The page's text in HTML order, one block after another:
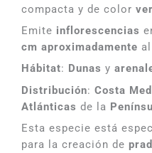
compacta y de color
Emite inflorescencias
cm aproximadamente
Hábitat: Dunas y
Distribución: Costa
Atlánticas de la
Esta especie está
para la creación de